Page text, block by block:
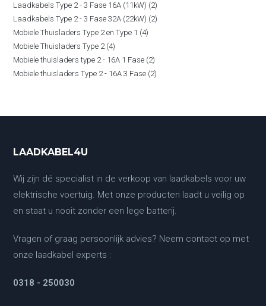
product
Laadkabels Type 2 - 3 Fase 16A (11kW) 22
producten
Laadkabels Type 2 - 3 Fase 32A (22kW) 22
Mobiele Thuisladers Type 2 en Type 1 44
Mobiele Thuisladers Type 2 44
producten
Mobiele thuisladers type 2 - 16A 1 Fase 22
producten
Mobiele thuisladers Type 2 - 16A 3 Fase 22
LAADKABEL4U
Wij zijn dé specialist in de verkoop van laadkabels voor uw
elektrische voertuig. Met onze producten laadt u veilig op
en staat u nooit zonder een lege batterij.
Vragen of graag persoonlijk advies? Neem contact op met
onze laadkabel experts :
0318 - 250030